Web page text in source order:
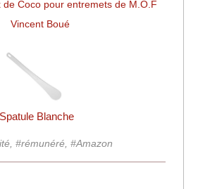
Spatule Blanche
#rémunéré, #Amazon